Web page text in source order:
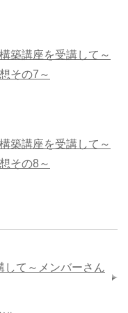
築講座を受講して～
その7～
築講座を受講して～
その8～
して～メンバーさん